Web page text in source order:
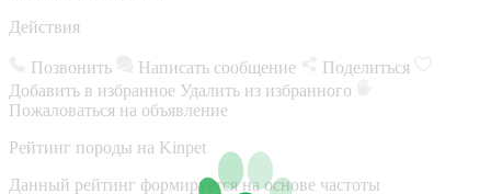
Действия
Позвонить Написать сообщение
Поделиться
Добавить в избранное Удалить из избранного
Пожаловаться на объявление
Рейтинг породы на Kinpet
Данный рейтинг формируется на основе частоты